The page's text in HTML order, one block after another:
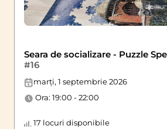
Seara de socializare - Puzzle
#16
marți, 1 septembrie 2026
Ora: 19:00 - 22:00
17 locuri disponibile